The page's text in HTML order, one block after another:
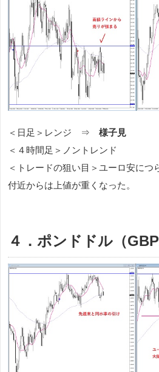
＜日足＞レンジ ⇒ 様子見
＜４時間足＞ノントレンド
＜トレードの狙い目＞ユーロ安につ
付近からは上値が重くなった。
４．ポンドドル（